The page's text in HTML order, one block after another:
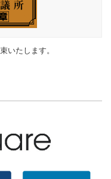
いたします。